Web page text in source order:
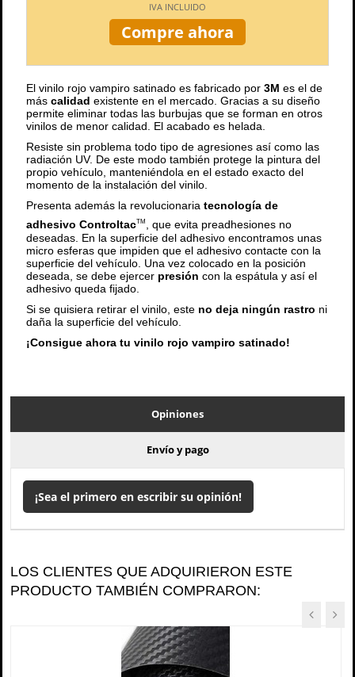
IVA INCLUIDO
Compre ahora
El vinilo rojo vampiro satinado es fabricado por 3M es el de
más calidad existente en el mercado. Gracias a su diseño
permite eliminar todas las burbujas que se forman en otros
vinilos de menor calidad. El acabado es helada.
Resiste sin problema todo tipo de agresiones así como las
radiación UV. De este modo también protege la pintura del
propio vehículo, manteniéndola en el estado exacto del
momento de la instalación del vinilo.
Presenta además la revolucionaria tecnología de
adhesivo ControltacTM
, que evita preadhesiones no
deseadas. En la superficie del adhesivo encontramos unas
micro esferas que impiden que el adhesivo contacte con la
superficie del vehículo. Una vez colocado en la posición
deseada, se debe ejercer presión con la espátula y así el
adhesivo queda fijado.
Si se quisiera retirar el vinilo, este no deja ningún rastro ni
daña la superficie del vehículo.
¡Consigue ahora tu vinilo rojo vampiro satinado!
Opiniones
Envío y pago
¡Sea el primero en escribir su opinión!
LOS CLIENTES QUE ADQUIRIERON ESTE
PRODUCTO TAMBIÉN COMPRARON: